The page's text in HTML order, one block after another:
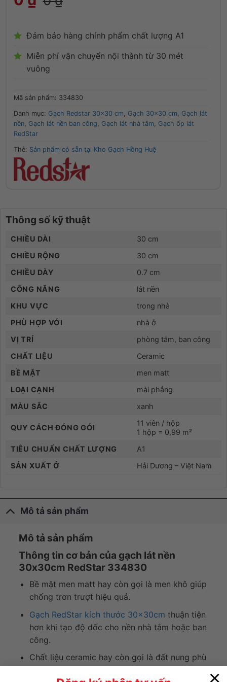
Đảm bảo hàng chính phẩm chất lượng A1
Miễn phí vận chuyển nội thành từ 30 mét
vuông
Mã sản phẩm: 334830
Danh mục: Gạch Redstar 30x30 cm, Gạch 30x30 cm, Gạch lát
nền, Gạch lát nền ban công, Gạch lát nhà tắm, Gạch ốp lát
RedStar
Thẻ: Sản phẩm có sẵn tại Kho Gạch Hồng Huệ
Thông số kỹ thuật
CHIỀU DÀI
30 cm
CHIỀU RỘNG
30 cm
CHIỀU DÀY
0.7 cm
CÔNG NĂNG
lát nền
KHU VỰC
trong nhà
PHÙ HỢP VỚI
nhà ở
VỊ TRÍ
phòng tắm, ban công
CHẤT LIỆU
Ceramic
BỀ MẶT
men matt
LOẠI CẠNH
mài phẳng
MÀU SẮC
xanh
QUY CÁCH ĐÓNG GÓI
11 viên / hộp
1 hộp = 0,99 m²
TIÊU CHUẨN CHẤT LƯỢNG
A1
SẢN XUẤT Ở
Hải Dương – Việt Nam
Mô tả sản phẩm
Mô tả sản phẩm
Thông tin cơ bản của gạch lát nền
30x30cm RedStar 334830
Bề mặt men matt hay còn gọi là men khô giúp
chống trơn trượt hiệu quả.
Gạch RedStar kích thước 30x30cm thuận tiện
hơn khi tạo độ dốc cho nền nhà tắm hoặc ban
công.
Chất liệu ceramic hay còn gọi là đất nung phù